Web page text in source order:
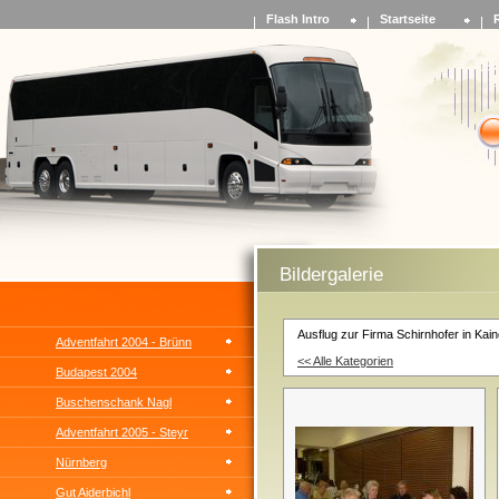
Flash Intro Startseite
Adventfahrt 2004 - Brünn
Budapest 2004
Buschenschank Nagl
Adventfahrt 2005 - Steyr
Nürnberg
Gut Aiderbichl
Bildergalerie
Ausflug zur Firma Schirnhofer in
<< Alle Kategorien